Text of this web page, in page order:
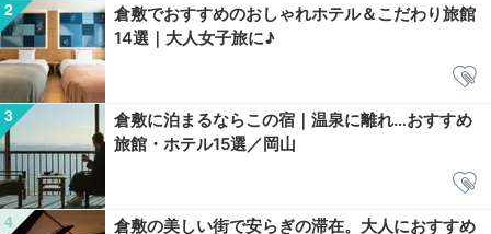
倉敷でおすすめのおしゃれホテル＆こだわり旅館
14選｜大人女子旅に♪
倉敷に泊まるならこの宿｜温泉に離れ…おすすめ
旅館・ホテル15選／岡山
倉敷の美しい街で安らぎの滞在。大人におすすめ